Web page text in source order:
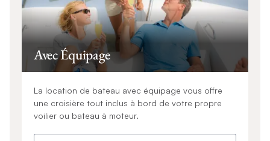
Avec Équipage
La location de bateau avec équipage vous offre
une croisière tout inclus à bord de votre propre
voilier ou bateau à moteur.